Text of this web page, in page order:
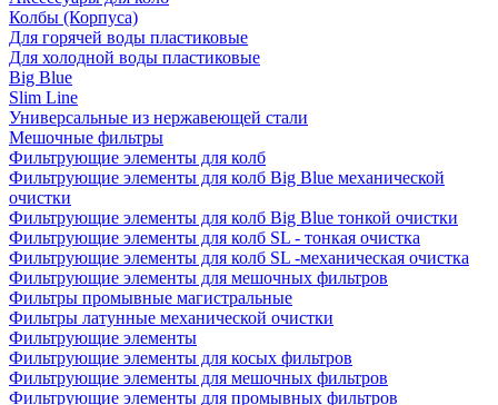
Колбы (Корпуса)
Для горячей воды пластиковые
Для холодной воды пластиковые
Big Blue
Slim Line
Универсальные из нержавеющей стали
Мешочные фильтры
Фильтрующие элементы для колб
Фильтрующие элементы для колб Big Blue механической
очистки
Фильтрующие элементы для колб Big Blue тонкой очистки
Фильтрующие элементы для колб SL - тонкая очистка
Фильтрующие элементы для колб SL -механическая очистка
Фильтрующие элементы для мешочных фильтров
Фильтры промывные магистральные
Фильтры латунные механической очистки
Фильтрующие элементы
Фильтрующие элементы для косых фильтров
Фильтрующие элементы для мешочных фильтров
Фильтрующие элементы для промывных фильтров